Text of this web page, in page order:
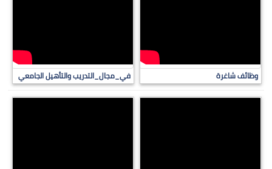
وظائف شاغرة في_مجال_التدريب والتأهيل الجامعي